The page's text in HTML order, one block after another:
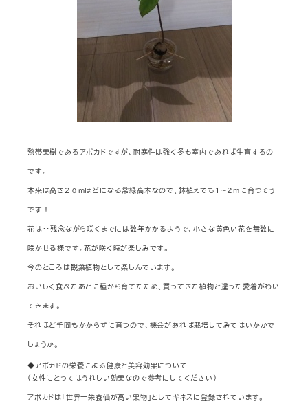
熱帯果樹であるアボカドですが、耐寒性は強く冬も室内であれば生育するの
です。
本来は高さ２０ｍほどになる常緑高木なので、鉢植えでも１～２ｍに育つそう
です！
花は・・残念ながら咲くまでには数年かかるようで、小さな黄色い花を無数に
咲かせる様です。花が咲く時が楽しみです。
今のところは観葉植物として楽しんでいます。
おいしく食べたあとに種から育てたため、買ってきた植物と違った愛着がわい
てきます。
それほど手間もかからずに育つので、機会があれば栽培してみてはいかかで
しょうか。
◆アボカドの栄養による健康と美容効果について
（女性にとってはうれしい効果なので参考にしてください）
アボカドは「世界一栄養価が高い果物」としてギネスに登録されています。